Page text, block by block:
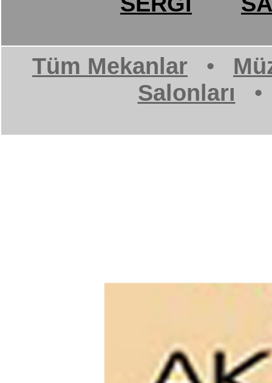
Tüm Mekanlar •
Salonları